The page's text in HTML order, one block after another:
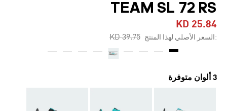
TEAM SL 72 RS
KD 25.84
:السعر الأصلي لهذا المنتج Price reduced from
KD 39.75
to
3 ألوان متوفرة